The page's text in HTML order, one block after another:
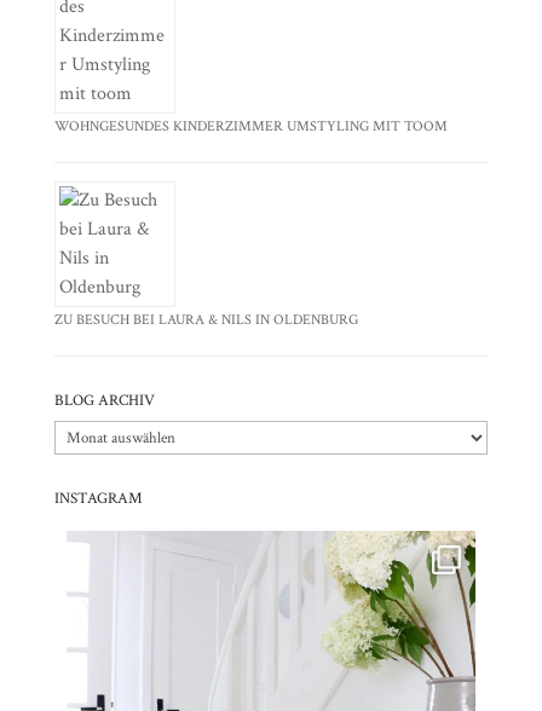
WOHNGESUNDES KINDERZIMMER UMSTYLING MIT TOOM
ZU BESUCH BEI LAURA & NILS IN OLDENBURG
BLOG ARCHIV
Blog
Archiv
INSTAGRAM